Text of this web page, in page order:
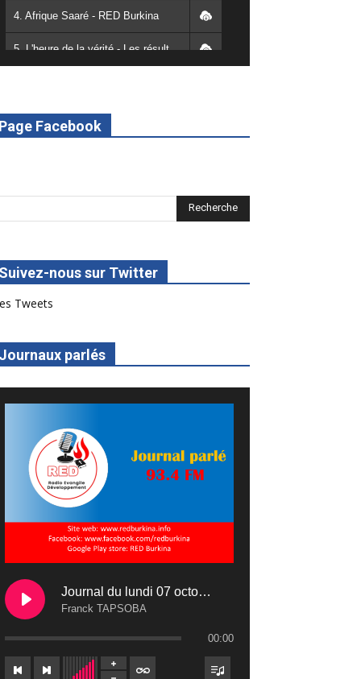
4. Afrique Saaré - RED Burkina
5. L'heure de la vérité - Les résultats de la désodéissance et de l'obeissance - RED Burkina
7. SPOT 2 RED Multimédia 2022
Page Facebook
Suivez-nous sur Twitter
Tweets
Journaux parlés
Journal du lundi 07 octobre 2024
Franck TAPSOBA
00:00